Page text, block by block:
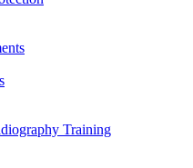
Training